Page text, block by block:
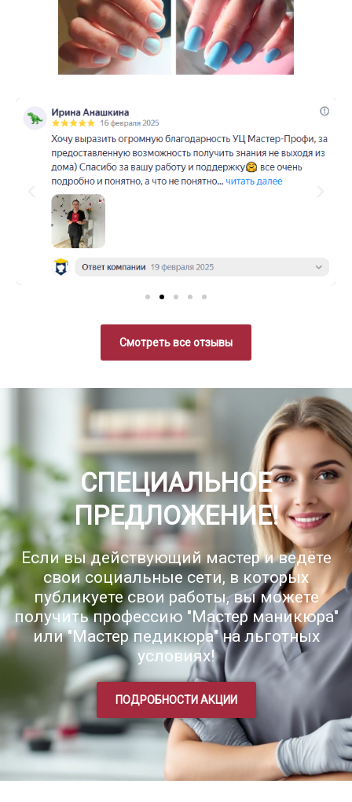
Смотреть все отзывы
СПЕЦИАЛЬНОЕ
ПРЕДЛОЖЕНИЕ!
Если вы действующий мастер и ведёте
свои социальные сети, в которых
публикуете свои работы, вы можете
получить профессию "Мастер маникюра"
или "Мастер педикюра" на льготных
условиях!
ПОДРОБНОСТИ АКЦИИ